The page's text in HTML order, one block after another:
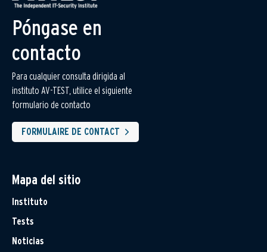
Póngase en
contacto
Para cualquier consulta dirigida al
instituto AV-TEST, utilice el siguiente
formulario de contacto
FORMULAIRE DE CONTACT
Mapa del sitio
Instituto
Tests
Noticias